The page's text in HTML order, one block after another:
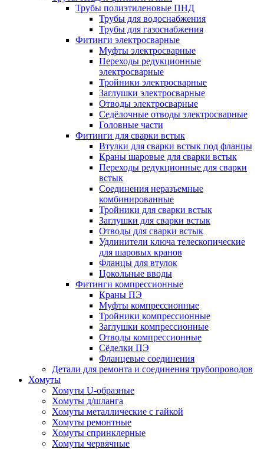
Трубы полиэтиленовые ПНД
Трубы для водоснабжения
Трубы для газоснабжения
Фитинги электросварные
Муфты электросварные
Переходы редукционные
электросварные
Тройники электросварные
Заглушки электросварные
Отводы электросварные
Седёлочные отводы электросварные
Головные части
Фитинги для сварки встык
Втулки для сварки встык под фланцы
Краны шаровые для сварки встык
Переходы редукционные для сварки
встык
Соединения неразъемные
комбинированные
Тройники для сварки встык
Заглушки для сварки встык
Отводы для сварки встык
Удлинители ключа телескопические
для шаровых кранов
Фланцы для втулок
Цокольные вводы
Фитинги компрессионные
Краны ПЭ
Муфты компрессионные
Тройники компрессионные
Заглушки компрессионные
Отводы компрессионные
Сёделки ПЭ
Фланцевые соединения
Детали для ремонта и соединения трубопроводов
Хомуты
Хомуты U-образные
Хомуты д/шланга
Хомуты металлические с гайкой
Хомуты ремонтные
Хомуты спринклерные
Хомуты червячные